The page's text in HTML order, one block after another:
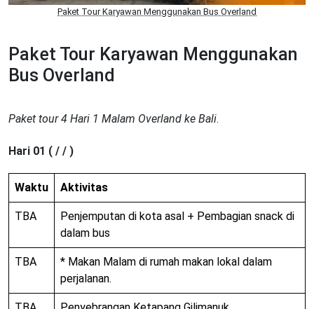
Paket Tour Karyawan Menggunakan Bus Overland
Paket Tour Karyawan Menggunakan
Bus Overland
Paket tour 4 Hari 1 Malam Overland ke Bali.
Hari 01 ( / / )
Waktu Aktivitas
TBA
Penjemputan di kota asal + Pembagian snack di
dalam bus
TBA
* Makan Malam di rumah makan lokal dalam
perjalanan.